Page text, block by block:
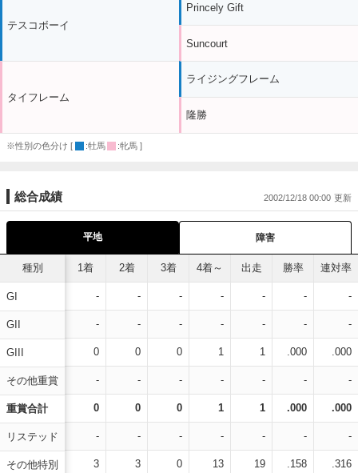
テスコボーイ
タイフレーム
Princely Gift
Suncourt
ライジングフレーム
隆勝
※性別の色分け [ :牡馬 :牝馬 ]
総合成績 2002/12/18 00:00
平地 障害
種別
GI
GII
GIII
その他重賞
重賞合計
リステッド
その他特別
1着 2着 3着 4着～ 出走 勝率 連対率
- - - - - - -
- - - - - - -
0 0 0 1 1 .000 .000
- - - - - - -
0 0 0 1 1 .000 .000
- - - - - - -
3 3 0 13 19 .158 .316